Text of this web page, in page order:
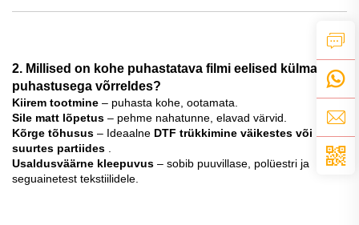
2. Millised on kohe puhastatava filmi eelised külma
puhastusega võrreldes?
Kiirem tootmine – puhasta kohe, ootamata.
Sile matt lõpetus – pehme nahatunne, elavad värvid.
Kõrge tõhusus – Ideaalne DTF trükkimine väikestes või
suurtes partiides
Usaldusväärne kleepuvus – sobib puuvillase, polüestri ja
seguainetest tekstiilidele.